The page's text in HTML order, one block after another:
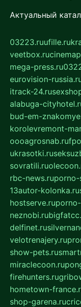
Актуальный
03223.ruufille.ru
veetbox.ru
mega-press.ru
eurovision-
itrack-24.ru
alabuga-
bud-em-
korolevremont-
oooagrosnab.ru
ukrasotki.ru
sovratili.ru
rbc-news.ru
13autor-kolonka.ru
hostserve.ru
neznobi.ru
delfinet.ru
velotrenajery.ru
show-pets.ru
miraclecoon.ru
firehunters.ru
hometown-
shop-garena.ru